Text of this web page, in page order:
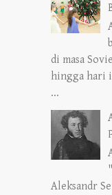
di masa
hingga hari
...
Aleksandr